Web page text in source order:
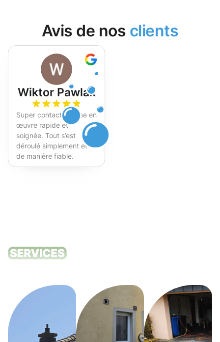
Avis de nos clients
Wiktor Pawlak
Super contact et mise en
œuvre rapide et
soignée. Tout s’est
déroulé simplement et
de manière fiable.
Fortement recommandé !